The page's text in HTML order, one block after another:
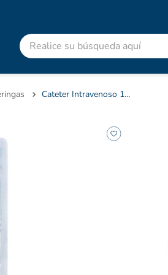
Realice su búsqueda aquí
Cateter Intravenoso 18G 1.3X32 Inverfarma
advitabs